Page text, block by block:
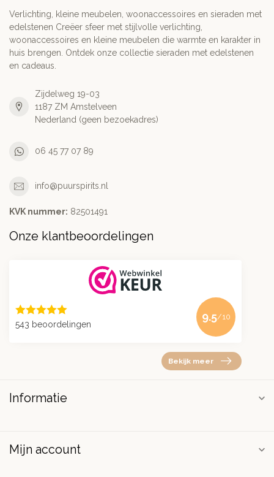
Verlichting, kleine meubelen, woonaccessoires en sieraden met
edelstenen Creëer sfeer met stijlvolle verlichting,
woonaccessoires en kleine meubelen die warmte en karakter in
huis brengen. Ontdek onze collectie sieraden met edelstenen
en cadeaus.
Zijdelweg 19-03
1187 ZM Amstelveen
Nederland (geen bezoekadres)
06 45 77 07 89
info@puurspirits.nl
KVK nummer: 82501491
Onze klantbeoordelingen
543 beoordelingen
9.5/10
Bekijk meer
Informatie
Mijn account